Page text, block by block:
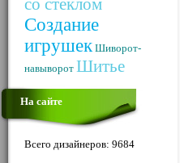
со стеклом
Создание
игрушек Шиворот-
навыворот Шитье
На сайте
Всего дизайнеров: 9684